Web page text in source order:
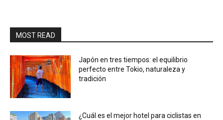
MOST READ
Japón en tres tiempos: el equilibrio
perfecto entre Tokio, naturaleza y
tradición
¿Cuál es el mejor hotel para ciclistas en